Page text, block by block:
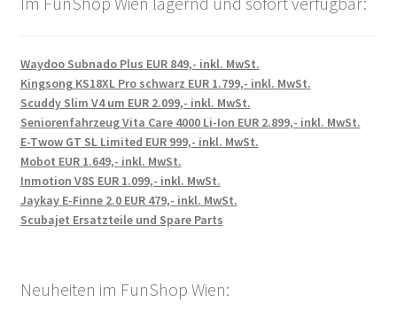
Waydoo Subnado Plus EUR 849,- inkl. MwSt.
Kingsong KS18XL Pro schwarz EUR 1.799,- inkl. MwSt.
Scuddy Slim V4 um EUR 2.099,- inkl. MwSt.
Seniorenfahrzeug Vita Care 4000 Li-Ion EUR 2.899,- inkl. MwSt.
E-Twow GT SL Limited EUR 999,- inkl. MwSt.
Mobot EUR 1.649,- inkl. MwSt.
Inmotion V8S EUR 1.099,- inkl. MwSt.
Jaykay E-Finne 2.0 EUR 479,- inkl. MwSt.
Scubajet Ersatzteile und Spare Parts
Neuheiten im FunShop Wien: